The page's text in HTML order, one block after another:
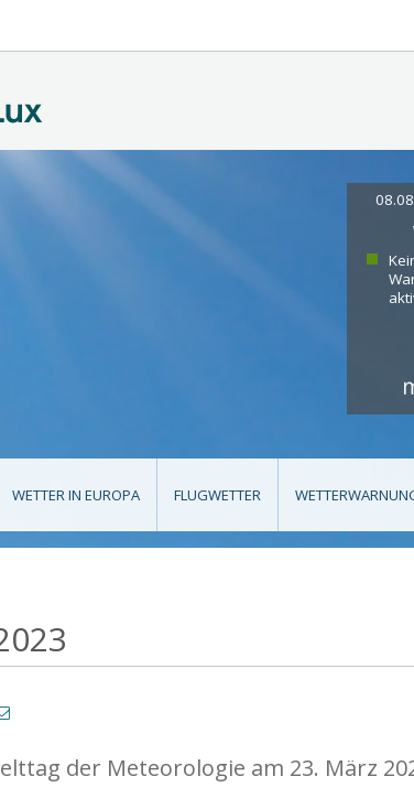
WETTER IN EUROPA FLUGWETTER
der Meteorologie am 23. März